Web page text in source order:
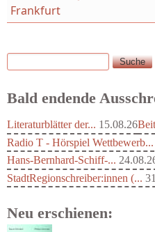
Frankfurt
Suchformular
Suche
Bald endende
Literaturblätter der... 15.08.26
Radio T - Hörspiel Wettbewerb...
Hans-Bernhard-Schiff-...
StadtRegionschreiber:innen (...
Neu erschienen: